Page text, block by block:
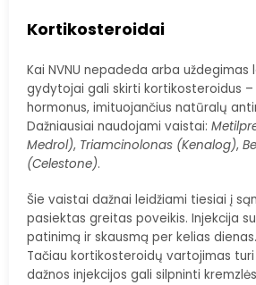
Kortikosteroidai
Kai NVNU nepadeda arba uždegimas
gydytojai gali skirti kortikosteroidus –
hormonus, imituojančius natūralų
Dažniausiai naudojami vaistai:
Medrol), Triamcinolonas (Kenalog),
(Celestone).
Šie vaistai dažnai leidžiami tiesiai į
pasiektas greitas poveikis. Injekcija
patinimą ir skausmą per kelias dienas.
Tačiau kortikosteroidų vartojimas
dažnos injekcijos gali silpninti